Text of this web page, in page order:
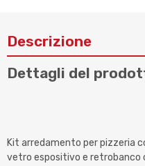
Descrizione
Dettagli del
Kit arredamento per pizzeria
vetro espositivo e retrobanco